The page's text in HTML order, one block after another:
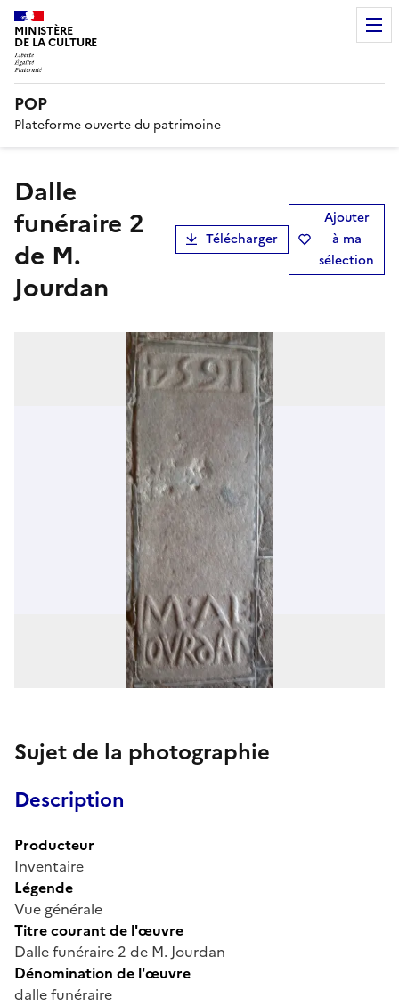
MINISTÈRE
DE LA CULTURE
POP
Plateforme ouverte du patrimoine
Dalle
funéraire 2
de M.
Jourdan
Télécharger
Ajouter
à ma
sélection
Sujet de la photographie
Description
Producteur
Inventaire
Légende
Vue générale
Titre courant de l'œuvre
Dalle funéraire 2 de M. Jourdan
Dénomination de l'œuvre
dalle funéraire